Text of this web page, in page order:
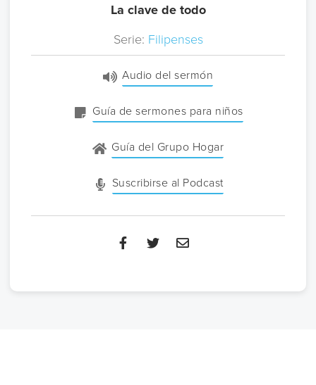
La clave de todo
Serie: Filipenses
Audio del sermón
Guía de sermones para niños
Guía del Grupo Hogar
Suscribirse al Podcast